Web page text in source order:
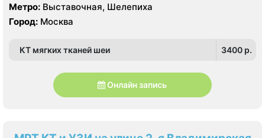
Метро: Выставочная, Шелепиха
Город: Москва
КТ мягких тканей шеи 3400 p.
Онлайн запись